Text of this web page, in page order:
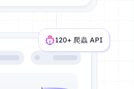
120+ 爬蟲 API